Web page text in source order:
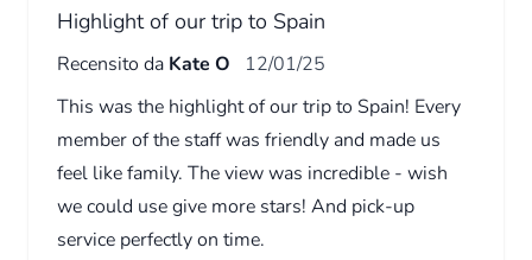
Highlight of our trip to Spain
Recensito da Kate O
12/01/25
This was the highlight of our trip to Spain! Every
member of the staff was friendly and made us
feel like family. The view was incredible - wish
we could use give more stars! And pick-up
service perfectly on time.